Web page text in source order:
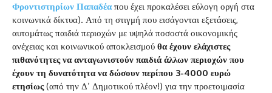
Φροντιστηρίων Παπαδέα που έχει προκαλέσει εύλογη οργή στα
κοινωνικά δίκτυα). Από τη στιγμή που εισάγονται εξετάσεις,
αυτομάτως παιδιά περιοχών με υψηλά ποσοστά οικονομικής
ανέχειας και κοινωνικού αποκλεισμού θα έχουν ελάχιστες
πιθανότητες να ανταγωνιστούν παιδιά άλλων περιοχών που
έχουν τη δυνατότητα να δώσουν περίπου 3-4000 ευρώ
ετησίως(από την Δ’ Δημοτικού πλέον!) για την προετοιμασία